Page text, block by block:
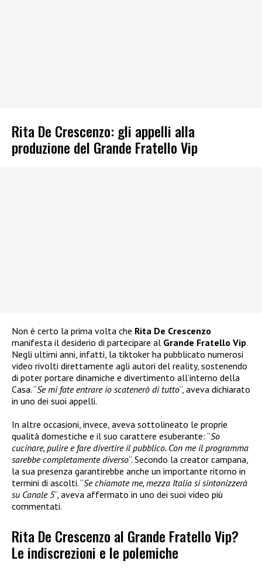
Rita De Crescenzo: gli appelli alla
produzione del Grande Fratello Vip
Non è certo la prima volta che Rita De Crescenzo
manifesta il desiderio di partecipare al Grande Fratello Vip.
Negli ultimi anni, infatti, la tiktoker ha pubblicato numerosi
video rivolti direttamente agli autori del reality, sostenendo
di poter portare dinamiche e divertimento all’interno della
Casa. “Se mi fate entrare io scatenerò di tutto“, aveva dichiarato
in uno dei suoi appelli.
In altre occasioni, invece, aveva sottolineato le proprie
qualità domestiche e il suo carattere esuberante: “So
cucinare, pulire e fare divertire il pubblico. Con me il programma
sarebbe completamente diverso“. Secondo la creator campana,
la sua presenza garantirebbe anche un importante ritorno in
termini di ascolti. “Se chiamate me, mezza Italia si sintonizzerà
su Canale 5“, aveva affermato in uno dei suoi video più
commentati.
Rita De Crescenzo al Grande Fratello Vip?
Le indiscrezioni e le polemiche